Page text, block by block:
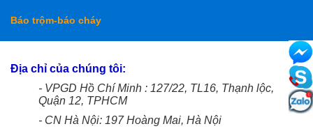
Báo trộm-báo cháy
Địa chỉ của chúng tôi:
- VPGD Hồ Chí Minh : 127/22, TL16, Thạnh lộc,
Quận 12, TPHCM
- CN Hà Nội: 197 Hoàng Mai, Hà Nội